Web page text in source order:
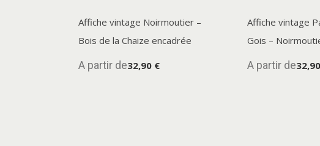
Affiche vintage Noirmoutier –
Bois de la Chaize encadrée
A partir de32,90 €
Affiche vintage
Gois –
A partir de